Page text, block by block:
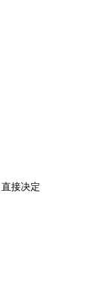
接决定